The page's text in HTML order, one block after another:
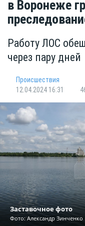
в Воронеже
Работу ЛОС
через пару дней
Происшествия
12.04.2024 16:31
Заставочное фото
Фото: Александр Зинченко